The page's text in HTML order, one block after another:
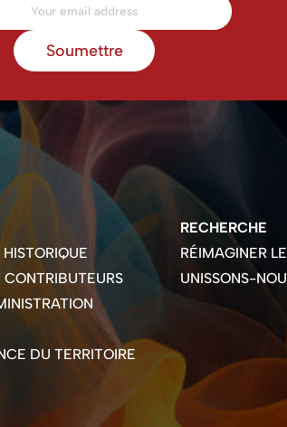
Soumettre
CONTRIBUTEURS
DU TERRITOIRE
RECHERCHE
RÉIMAGINER
UNISSONS-